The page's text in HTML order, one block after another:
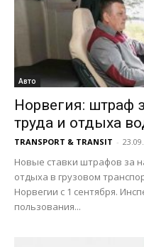
Авто
Норвегия: штраф
труда и отдыха
TRANSPORT & TRANSIT -
Новые ставки штрафов за
отдыха в грузовом
Норвегии с 1 сентября.
пользования...